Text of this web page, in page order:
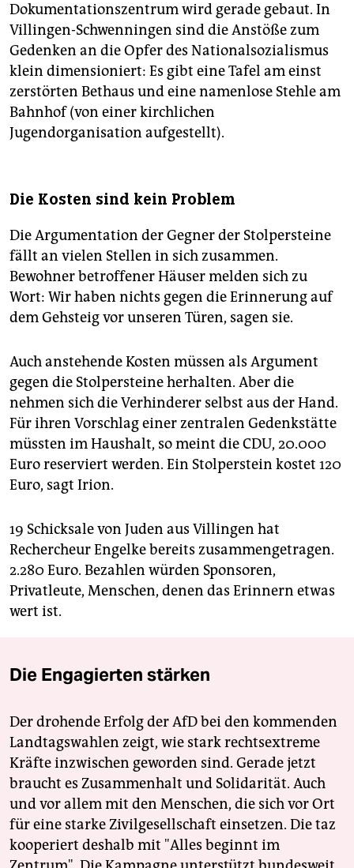
Dokumentationszentrum wird gerade gebaut. In
Villingen-Schwenningen sind die Anstöße zum
Gedenken an die Opfer des Nationalsozialismus
klein dimensioniert: Es gibt eine Tafel am einst
zerstörten Bethaus und eine namenlose Stehle am
Bahnhof (von einer kirchlichen
Jugendorganisation aufgestellt).
Die Kosten sind kein Problem
Die Argumentation der Gegner der Stolpersteine
fällt an vielen Stellen in sich zusammen.
Bewohner betroffener Häuser melden sich zu
Wort: Wir haben nichts gegen die Erinnerung auf
dem Gehsteig vor unseren Türen, sagen sie.
Auch anstehende Kosten müssen als Argument
gegen die Stolpersteine herhalten. Aber die
nehmen sich die Verhinderer selbst aus der Hand.
Für ihren Vorschlag einer zentralen Gedenkstätte
müssten im Haushalt, so meint die CDU, 20.000
Euro reserviert werden. Ein Stolperstein kostet 120
Euro, sagt Irion.
19 Schicksale von Juden aus Villingen hat
Rechercheur Engelke bereits zusammengetragen.
2.280 Euro. Bezahlen würden Sponsoren,
Privatleute, Menschen, denen das Erinnern etwas
wert ist.
Die Engagierten stärken
Der drohende Erfolg der AfD bei den kommenden
Landtagswahlen zeigt, wie stark rechtsextreme
Kräfte inzwischen geworden sind. Gerade jetzt
braucht es Zusammenhalt und Solidarität. Auch
und vor allem mit den Menschen, die sich vor Ort
für eine starke Zivilgesellschaft einsetzen. Die taz
kooperiert deshalb mit "Alles beginnt im